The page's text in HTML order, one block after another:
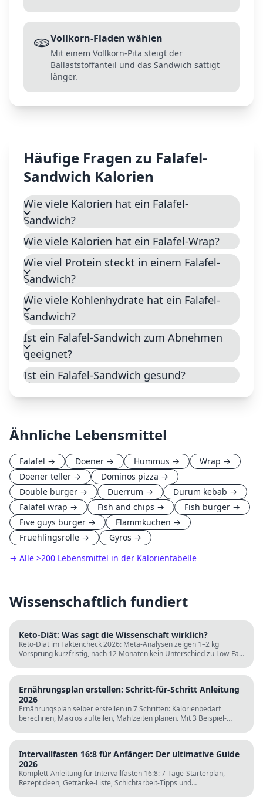
🫓Vollkorn-Fladen wählen
Mit einem Vollkorn-Pita steigt der
Ballaststoffanteil und das Sandwich sättigt
länger.
Häufige Fragen zu Falafel-
Sandwich Kalorien
Wie viele Kalorien hat ein Falafel-
Sandwich?
Wie viele Kalorien hat ein Falafel-Wrap?
Wie viel Protein steckt in einem Falafel-
Sandwich?
Wie viele Kohlenhydrate hat ein Falafel-
Sandwich?
Ist ein Falafel-Sandwich zum Abnehmen
geeignet?
Ist ein Falafel-Sandwich gesund?
Ähnliche Lebensmittel
Falafel → Doener → Hummus → Wrap →
Doener teller → Dominos pizza →
Double burger → Duerrum → Durum kebab →
Falafel wrap → Fish and chips → Fish burger →
Five guys burger → Flammkuchen →
Fruehlingsrolle → Gyros →
→ Alle >200 Lebensmittel in der Kalorientabelle
Wissenschaftlich fundiert
Keto-Diät: Was sagt die Wissenschaft wirklich?
Keto-Diät im Faktencheck 2026: Meta-Analysen zeigen 1–2 kg
Vorsprung kurzfristig, nach 12 Monaten kein Unterschied zu Low-Fat.
Ernährungsplan erstellen: Schritt-für-Schritt Anleitung
2026
Ernährungsplan selber erstellen in 7 Schritten: Kalorienbedarf
berechnen, Makros aufteilen, Mahlzeiten planen. Mit 3 Beispiel-
Intervallfasten 16:8 für Anfänger: Der ultimative Guide
2026
Komplett-Anleitung für Intervallfasten 16:8: 7-Tage-Starterplan,
Rezeptideen, Getränke-Liste, Schichtarbeit-Tipps und